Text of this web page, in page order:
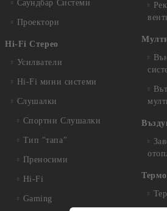
Саундбар Системи
Проектори
Hi-Fi Стерео
Усилватели
Hi-Fi мини системи
Слушалки
Спортни Слушалки
Тип "тапа"
Преносими
Hi-Fi
Gaming